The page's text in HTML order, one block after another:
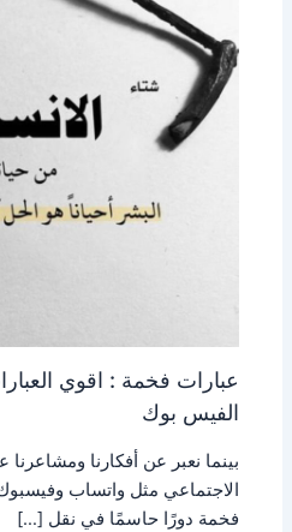
عبارات فخمة : اقوي
الفيس بوك
بينما نعبر عن أفكارنا
الاجتماعي مثل واتساب
فخمة دورًا حاسمًا في نقل […]